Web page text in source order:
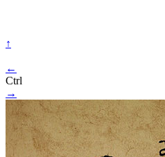
↑
←
Ctrl
→